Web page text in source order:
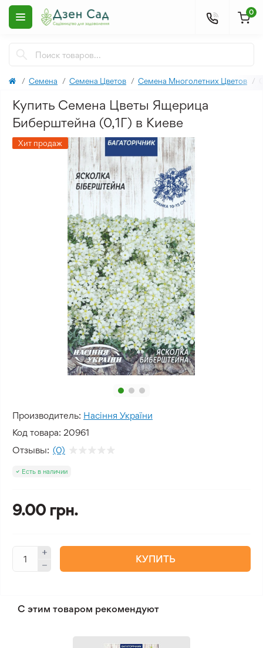
0
Семена Семена Цветов Семена Многолетних Цветов
Купить Семена Цветы Ящерица
Биберштейна (0,1Г) в Киеве
Хит продаж
Производитель: Насіння України
Код товара: 20961
Отзывы: (0)
Есть в наличии
9.00 грн.
КУПИТЬ
С этим товаром рекомендуют